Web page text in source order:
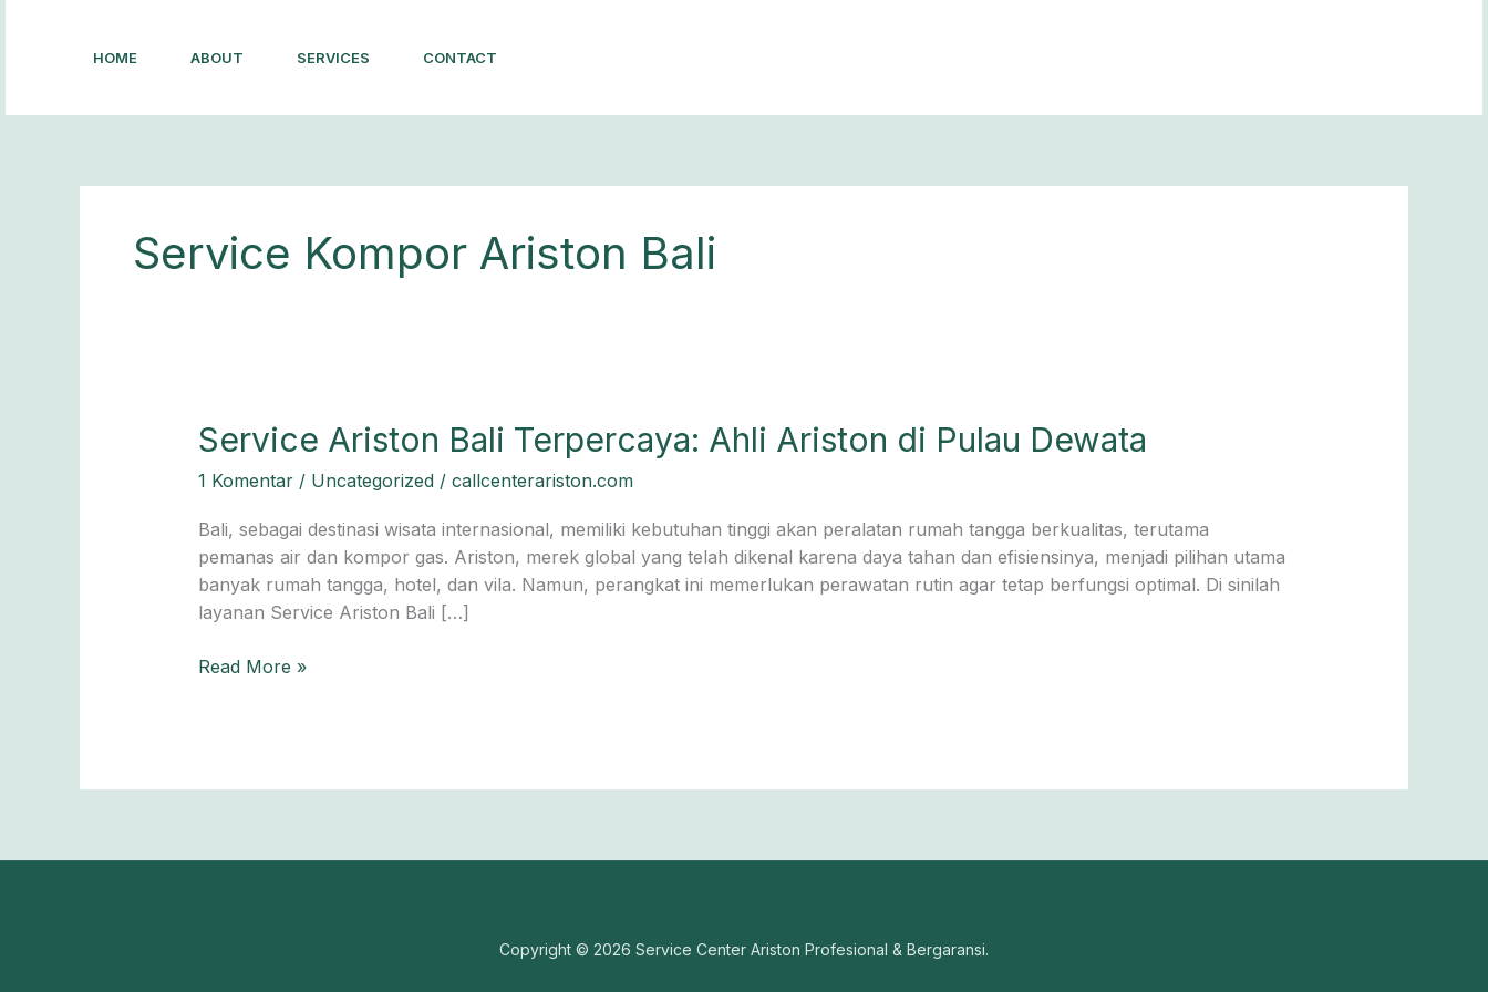
HOME ABOUT SERVICES CONTACT
Service Kompor Ariston Bali
Service Ariston Bali Terpercaya: Ahli Ariston di Pulau Dewata
1 Komentar / Uncategorized/ callcenterariston.com
Bali, sebagai destinasi wisata internasional, memiliki kebutuhan tinggi akan peralatan rumah tangga berkualitas, terutama
pemanas air dan kompor gas. Ariston, merek global yang telah dikenal karena daya tahan dan efisiensinya, menjadi pilihan utama
banyak rumah tangga, hotel, dan vila. Namun, perangkat ini memerlukan perawatan rutin agar tetap berfungsi optimal. Di sinilah
layanan Service Ariston Bali […]
Service
Ariston
Bali
Ahli
Ariston
di
Pulau
Read More »
Copyright © 2026 Service Center Ariston Profesional & Bergaransi.